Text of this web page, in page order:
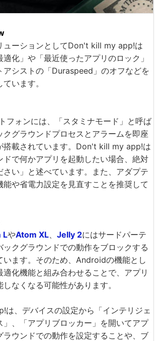
ューションとしてDon't kill my app!は
適化」や「最近使ったアプリのロック」
アシストの「Duraspeed」のオフなどを
います。
フォンには、「スタミナモード」と呼ば
クグラウンドプロセスとアラームを即座
搭載されています。Don't kill my app!は
ドで何かアプリを起動したい場合、絶対
さい」と述べています。また、アダプテ
能や省電力設定を見直すことを推奨して
LやAtom XL Jelly 2にはサードパーテ
ックグラウンドでの動作をブロックする
います。そのため、Androidの機能とし
適化機能と組み合わせることで、アプリ
なくなる可能性があります。
、デバイスの設定から「インテリジェ
」、「アプリブロッカー」を開いてアプ
ラウンドでの動作を設定することや、ブ